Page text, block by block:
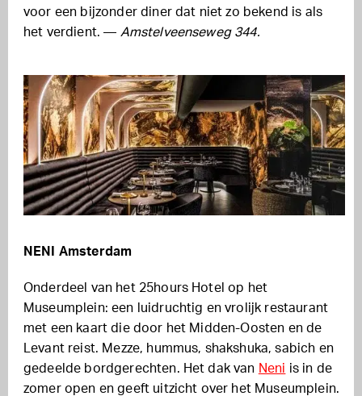
voor een bijzonder diner dat niet zo bekend is als
het verdient. — Amstelveenseweg 344.
NENI Amsterdam
Onderdeel van het 25hours Hotel op het
Museumplein: een luidruchtig en vrolijk restaurant
met een kaart die door het Midden-Oosten en de
Levant reist. Mezze, hummus, shakshuka, sabich en
gedeelde bordgerechten. Het dak van Neni is in de
zomer open en geeft uitzicht over het Museumplein.